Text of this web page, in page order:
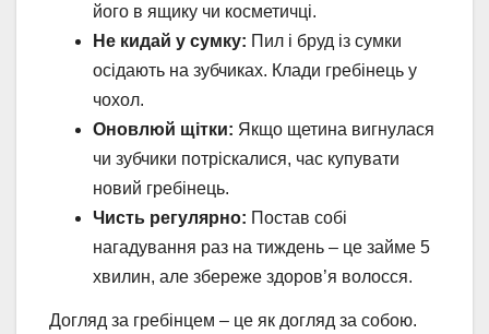
його в ящику чи косметичці.
Не кидай у сумку: Пил і бруд із сумки
осідають на зубчиках. Клади гребінець у
чохол.
Оновлюй щітки: Якщо щетина вигнулася
чи зубчики потріскалися, час купувати
новий гребінець.
Чисть регулярно: Постав собі
нагадування раз на тиждень – це займе 5
хвилин, але збереже здоров’я волосся.
Догляд за гребінцем – це як догляд за собою.